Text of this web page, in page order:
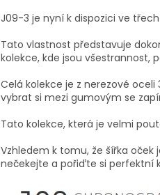
J09-3 je nyní k dispozici ve
Tato vlastnost představuje
kolekce, kde jsou všestrannost,
Celá kolekce je z nerezové
vybrat si mezi gumovým se
Tato kolekce, která je velmi
Vzhledem k tomu, že šířka
nečekejte a pořiďte si perfektní